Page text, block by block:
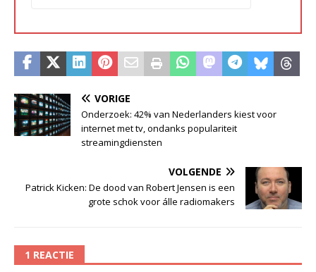
VORIGE
Onderzoek: 42% van Nederlanders kiest voor
internet met tv, ondanks populariteit
streamingdiensten
VOLGENDE
Patrick Kicken: De dood van Robert Jensen is een
grote schok voor álle radiomakers
1 REACTIE